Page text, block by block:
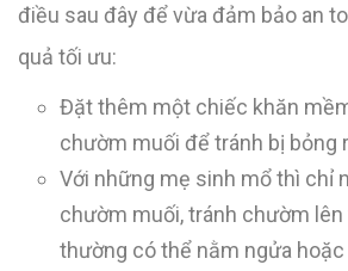
điều sau đây để vừa đảm bảo an
quả tối ưu:
Đặt thêm một chiếc khăn
chườm muối để tránh bị bỏng
Với những mẹ sinh mổ thì chỉ
chườm muối, tránh chườm lên
thường có thể nằm ngửa